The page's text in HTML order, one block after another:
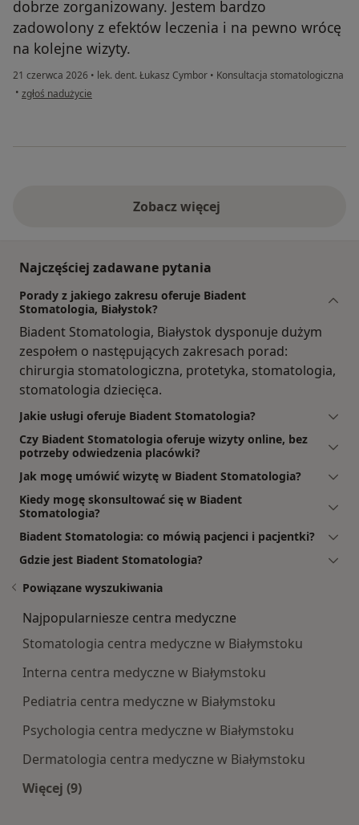
dobrze zorganizowany. Jestem bardzo
zadowolony z efektów leczenia i na pewno wrócę
na kolejne wizyty.
21 czerwca 2026 • lek. dent. Łukasz Cymbor • Konsultacja stomatologiczna
• w opinii użytkownika Kinga
zgłoś nadużycie
Zobacz więcej
Najczęściej zadawane pytania
Porady z jakiego zakresu oferuje Biadent
Stomatologia, Białystok?
Biadent Stomatologia, Białystok dysponuje dużym
zespołem o następujących zakresach porad:
chirurgia stomatologiczna, protetyka, stomatologia,
stomatologia dziecięca.
Jakie usługi oferuje Biadent Stomatologia?
Czy Biadent Stomatologia oferuje wizyty online, bez
potrzeby odwiedzenia placówki?
Jak mogę umówić wizytę w Biadent Stomatologia?
Kiedy mogę skonsultować się w Biadent
Stomatologia?
Biadent Stomatologia: co mówią pacjenci i pacjentki?
Gdzie jest Biadent Stomatologia?
Powiązane wyszukiwania
Najpopularniesze centra medyczne
Stomatologia centra medyczne w Białymstoku
Interna centra medyczne w Białymstoku
Pediatria centra medyczne w Białymstoku
Psychologia centra medyczne w Białymstoku
Dermatologia centra medyczne w Białymstoku
Więcej (9)